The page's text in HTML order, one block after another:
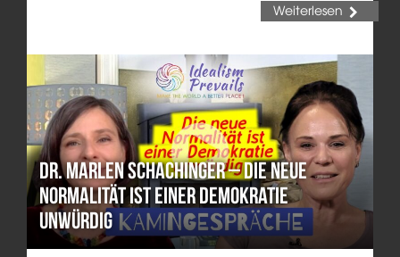
Weiterlesen
Dr. Marlen Schachinger – Die neue
Normalität ist einer Demokratie
unwürdig